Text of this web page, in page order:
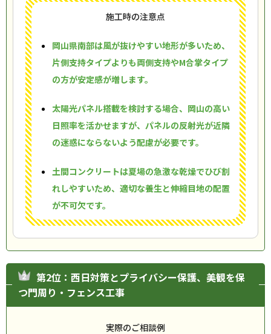
施工時の注意点
岡山県南部は風が抜けやすい地形が多いため、
片側支持タイプよりも両側支持やM合掌タイプ
の方が安定感が増します。
太陽光パネル搭載を検討する場合、岡山の高い
日照率を活かせますが、パネルの反射光が近隣
の迷惑にならないよう配慮が必要です。
土間コンクリートは夏場の急激な乾燥でひび割
れしやすいため、適切な養生と伸縮目地の配置
が不可欠です。
第2位：西日対策とプライバシー保護、美観を保
つ門周り・フェンス工事
実際のご相談例